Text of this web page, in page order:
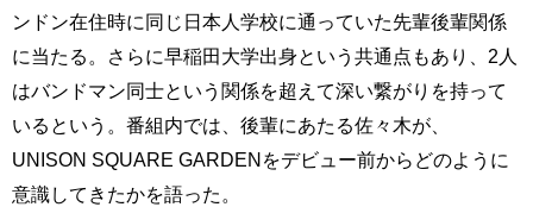
ンドン在住時に同じ日本人学校に通っていた先輩後輩関係
に当たる。さらに早稲田大学出身という共通点もあり、2人
はバンドマン同士という関係を超えて深い繋がりを持って
いるという。番組内では、後輩にあたる佐々木が、
UNISON SQUARE GARDENをデビュー前からどのように
意識してきたかを語った。